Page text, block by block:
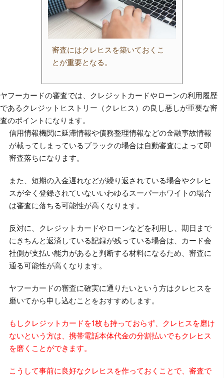
審査にはクレヒスを築いておくこ
とが重要となる。
ヤフーカードの審査では、クレジットカードやローンの利用履歴
であるクレジットヒストリー（クレヒス）の良し悪しが重要な審
査のポイントになります。
信用情報機関に延滞情報や債務整理情報などの金融事故情報
が載ってしまっているブラックの場合は自動審査によって即
審査落ちになります。
また、短期の入金遅れなどが繰り返されている場合やクレヒ
スが全く登録されていないいわゆるスーパーホワイトの場合
は審査に落ちる可能性が高くなります。
反対に、クレジットカードやローンなどを利用し、期日まで
にきちんと返済している記録が残っている場合は、カード会
社側が支払い能力があると判断する材料になるため、審査に
通る可能性が高くなります。
ヤフーカードの審査に確実に通りたいという方はクレヒスを
磨いてから申し込むことをおすすめします。
もしクレジットカードを1枚も持っておらず、クレヒスを磨け
ないという方は、携帯電話本体代金の分割払いでもクレヒス
を磨くことができます。
こうして事前に良好なクレヒスを作っておくことで、審査で